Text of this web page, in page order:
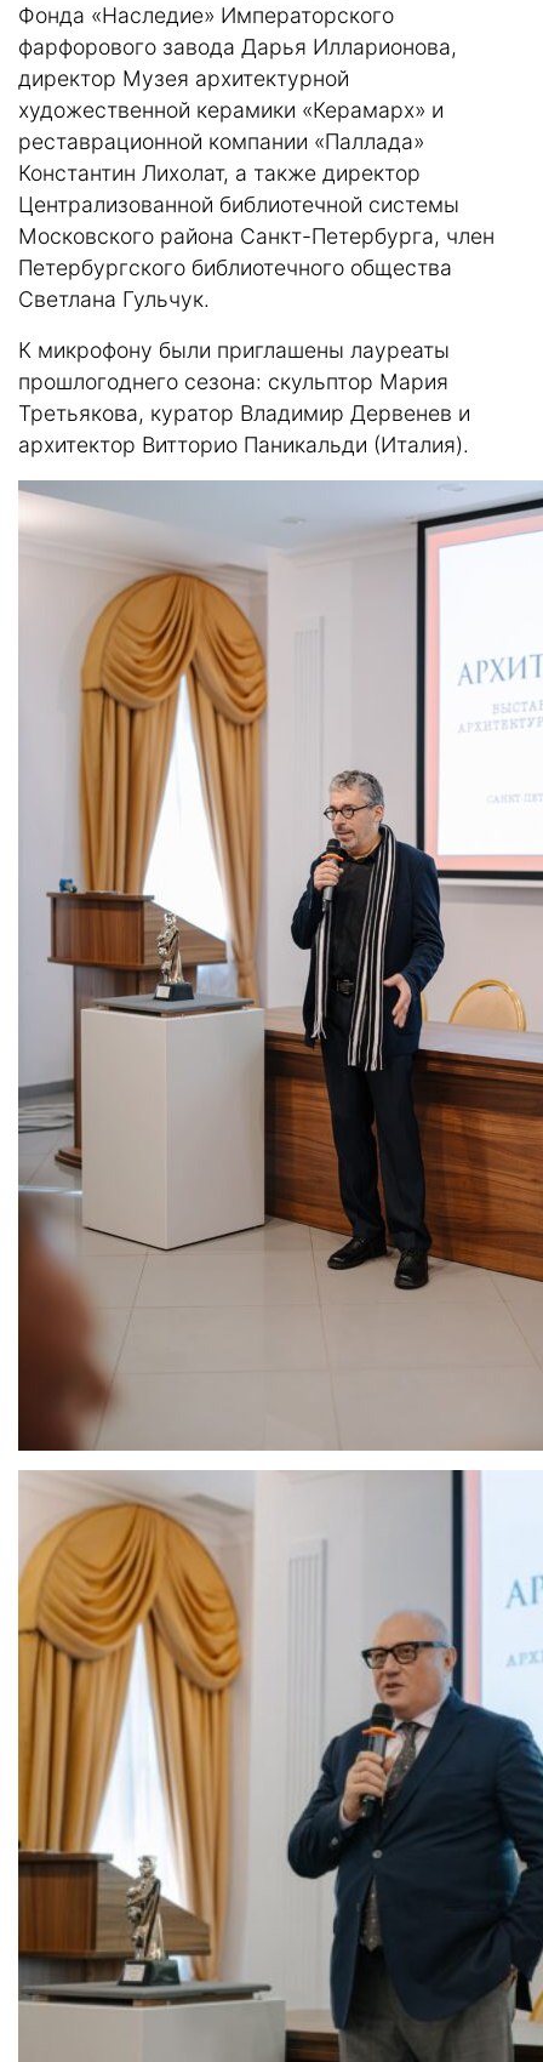
Фонда «Наследие» Императорского
фарфорового завода Дарья Илларионова,
директор Музея архитектурной
художественной керамики «Керамарх» и
реставрационной компании «Паллада»
Константин Лихолат, а также директор
Централизованной библиотечной системы
Московского района Санкт-Петербурга, член
Петербургского библиотечного общества
Светлана Гульчук.
К микрофону были приглашены лауреаты
прошлогоднего сезона: скульптор Мария
Третьякова, куратор Владимир Дервенев и
архитектор Витторио Паникальди (Италия).